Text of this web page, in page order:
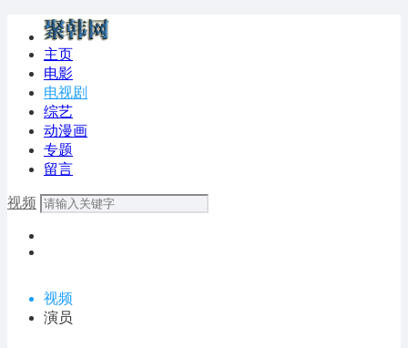
主页
电影
电视剧
综艺
动漫画
专题
留言
视频
视频
演员